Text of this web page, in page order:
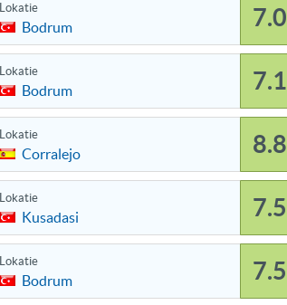
Lokatie
Bodrum 7.0
Lokatie
Bodrum 7.1
Lokatie
Corralejo 8.8
Lokatie
Kusadasi 7.5
Lokatie
Bodrum 7.5